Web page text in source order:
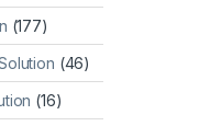
(177)
(46)
(16)